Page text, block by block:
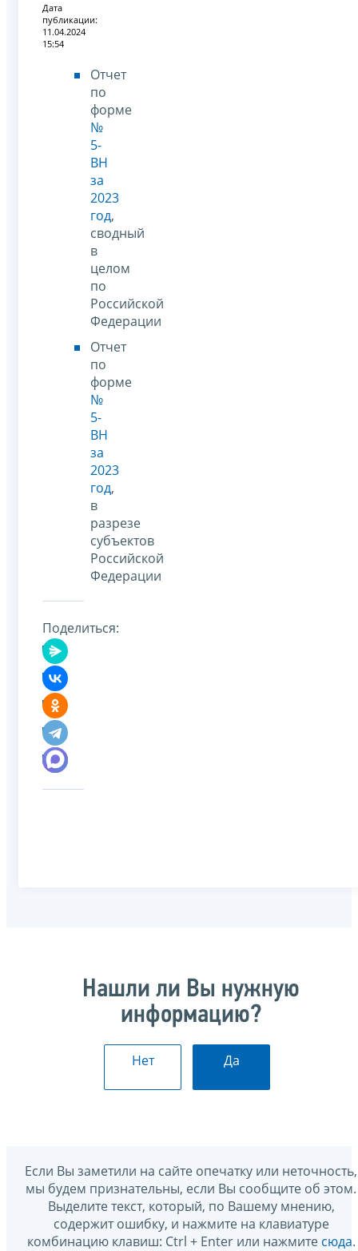
Дата
публикации:
11.04.2024
15:54
Отчет
по
форме
№
5-
ВН
за
2023
год,
сводный
в
целом
по
Российской
Федерации
Отчет
по
форме
№
5-
ВН
за
2023
год,
в
разрезе
субъектов
Российской
Федерации
Поделиться:
Нашли ли Вы нужную
информацию?
Нет Да
Если Вы заметили на сайте опечатку или неточность,
мы будем признательны, если Вы сообщите об этом.
Выделите текст, который, по Вашему мнению,
содержит ошибку, и нажмите на клавиатуре
комбинацию клавиш: Ctrl + Enter или нажмите сюда.